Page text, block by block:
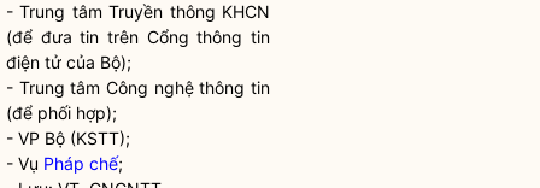
- Trung tâm Truyền thông KHCN
(để đưa tin trên Cổng thông tin
điện tử của Bộ);
- Trung tâm Công nghệ thông tin
(để phối hợp);
- VP Bộ (KSTT);
- Vụ Pháp chế;